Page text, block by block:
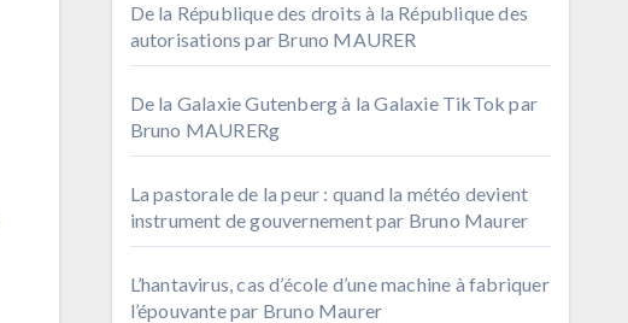
De la République des droits à la République des
autorisations par Bruno MAURER
De la Galaxie Gutenberg à la Galaxie TikTok par
Bruno MAURERg
La pastorale de la peur : quand la météo devient
instrument de gouvernement par Bruno Maurer
L’hantavirus, cas d’école d’une machine à fabriquer
l’épouvante par Bruno Maurer